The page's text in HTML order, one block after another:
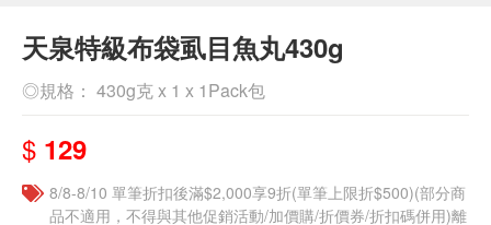
天泉特級布袋虱目魚丸430g
◎規格： 430g克 x 1 x 1Pack包
$ 129
8/8-8/10 單筆折扣後滿$2,000享9折(單筆上限折$500)(部分商
品不適用，不得與其他促銷活動/加價購/折價券/折扣碼併用)離